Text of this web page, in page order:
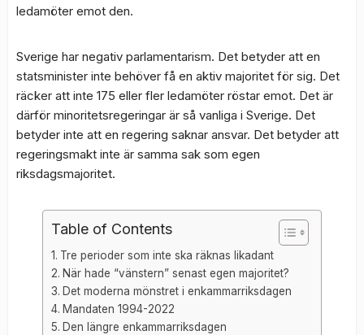
ledamöter emot den.
Sverige har negativ parlamentarism. Det betyder att en
statsminister inte behöver få en aktiv majoritet för sig. Det
räcker att inte 175 eller fler ledamöter röstar emot. Det är
därför minoritetsregeringar är så vanliga i Sverige. Det
betyder inte att en regering saknar ansvar. Det betyder att
regeringsmakt inte är samma sak som egen
riksdagsmajoritet.
Table of Contents
Tre perioder som inte ska räknas likadant
När hade “vänstern” senast egen majoritet?
Det moderna mönstret i enkammarriksdagen
Mandaten 1994-2022
Den längre enkammarriksdagen